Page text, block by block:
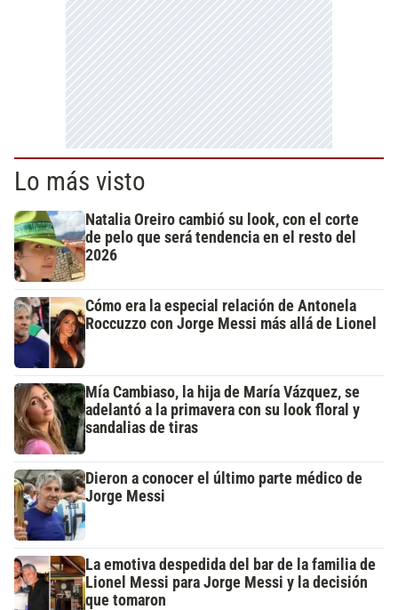
Lo más visto
Natalia Oreiro cambió su look, con el corte
de pelo que será tendencia en el resto del
2026
Cómo era la especial relación de Antonela
Roccuzzo con Jorge Messi más allá de Lionel
Mía Cambiaso, la hija de María Vázquez, se
adelantó a la primavera con su look floral y
sandalias de tiras
Dieron a conocer el último parte médico de
Jorge Messi
La emotiva despedida del bar de la familia de
Lionel Messi para Jorge Messi y la decisión
que tomaron